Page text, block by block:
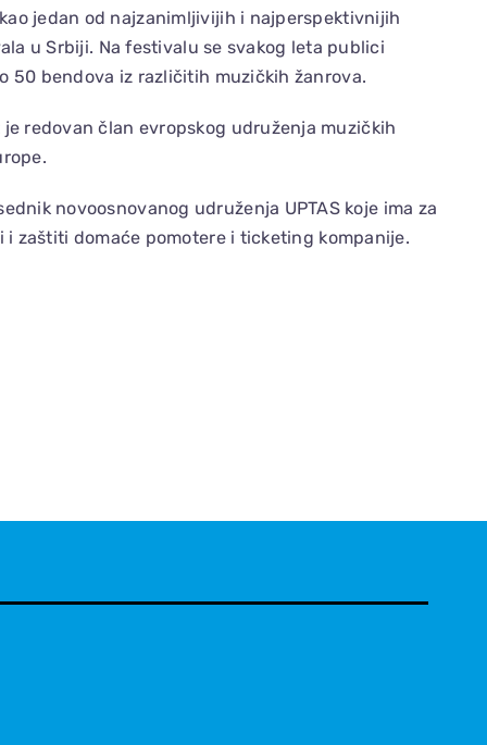
jedan od najzanimljivijih i najperspektivnijih
u Srbiji. Na festivalu se svakog leta publici
50 bendova iz različitih muzičkih žanrova.
je redovan član evropskog udruženja muzičkih
novoosnovanog udruženja UPTAS koje ima za
i zaštiti domaće pomotere i ticketing kompanije.